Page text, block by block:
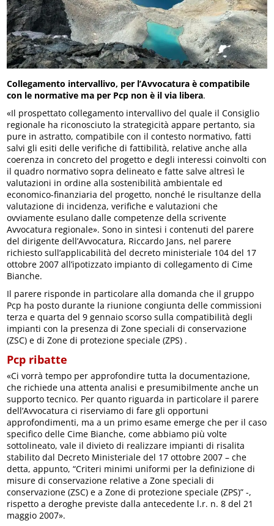
Collegamento intervallivo, per l’Avvocatura è compatibile
con le normative ma per Pcp non è il via libera.
«Il prospettato collegamento intervallivo del quale il Consiglio
regionale ha riconosciuto la strategicità appare pertanto, sia
pure in astratto, compatibile con il contesto normativo, fatti
salvi gli esiti delle verifiche di fattibilità, relative anche alla
coerenza in concreto del progetto e degli interessi coinvolti con
il quadro normativo sopra delineato e fatte salve altresì le
valutazioni in ordine alla sostenibilità ambientale ed
economico-finanziaria del progetto, nonché le risultanze della
valutazione di incidenza, verifiche e valutazioni che
ovviamente esulano dalle competenze della scrivente
Avvocatura regionale». Sono in sintesi i contenuti del parere
del dirigente dell’Avvocatura, Riccardo Jans, nel parere
richiesto sull’applicabilità del decreto ministeriale 104 del 17
ottobre 2007 all’ipotizzato impianto di collegamento di Cime
Bianche.
Il parere risponde in particolare alla domanda che il gruppo
Pcp ha posto durante la riunione congiunta delle commissioni
terza e quarta del 9 gennaio scorso sulla compatibilità degli
impianti con la presenza di Zone speciali di conservazione
(ZSC) e di Zone di protezione speciale (ZPS) .
Pcp ribatte
«Ci vorrà tempo per approfondire tutta la documentazione,
che richiede una attenta analisi e presumibilmente anche un
supporto tecnico. Per quanto riguarda in particolare il parere
dell’Avvocatura ci riserviamo di fare gli opportuni
approfondimenti, ma a un primo esame emerge che per il caso
specifico delle Cime Bianche, come abbiamo più volte
sottolineato, vale il divieto di realizzare impianti di risalita
stabilito dal Decreto Ministeriale del 17 ottobre 2007 – che
detta, appunto, “Criteri minimi uniformi per la definizione di
misure di conservazione relative a Zone speciali di
conservazione (ZSC) e a Zone di protezione speciale (ZPS)” -,
rispetto a deroghe previste dalla antecedente l.r. n. 8 del 21
maggio 2007».